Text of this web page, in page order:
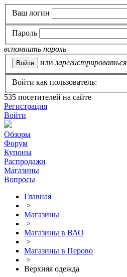
Ваш логин
Пароль
вспомнить пароль
или зарегистрироваться
Войти как пользователь:
535 посетителей на сайте
Регистрация
Войти
Обзоры
Форум
Купоны
Распродажи
Магазины
Вопросы
Главная
>
Магазины
>
Магазины в ВАО
>
Магазины в Перово
>
Верхняя одежда